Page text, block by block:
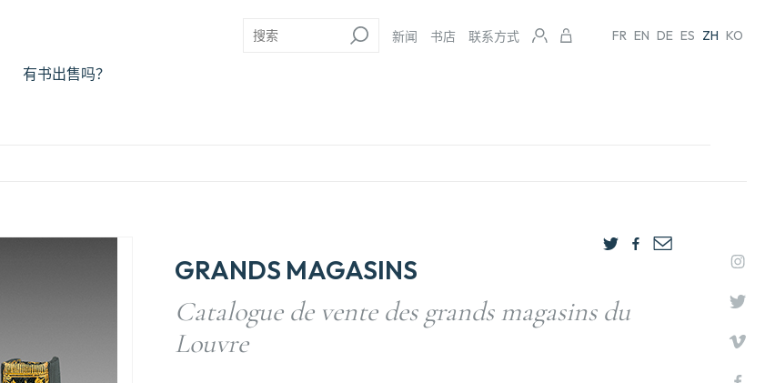
有书出售吗？
新闻 书店 联系方式 FR EN DE ES ZH KO
GRANDS MAGASINS
Catalogue de vente des grands magasins du
Louvre